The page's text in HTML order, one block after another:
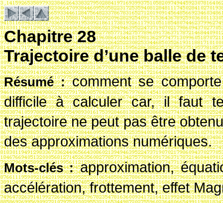
Chapitre 28
Trajectoire d’une balle de
Résumé:comment se
difficile à calculer car, il faut
trajectoire ne peut pas être
des approximations numériques.
Mots-clés:approximation,
accélération, frottement, effet